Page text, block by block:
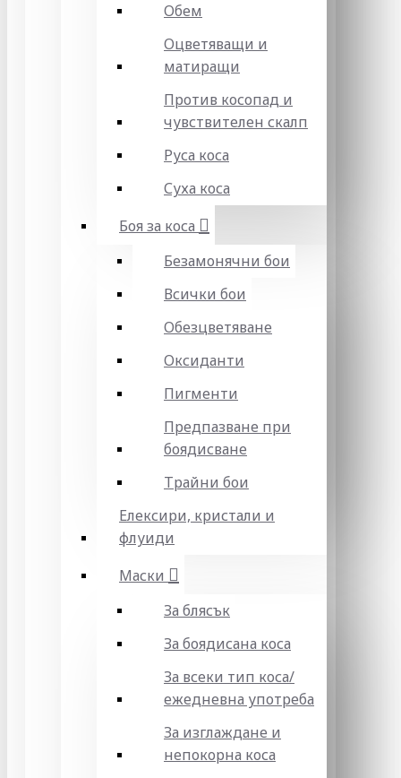
Обем
Оцветяващи и
матиращи
Против косопад и
чувствителен скалп
Руса коса
Суха коса
Боя за коса
Безамонячни бои
Всички бои
Обезцветяване
Оксиданти
Пигменти
Предпазване при
боядисване
Трайни бои
Елексири, кристали и
флуиди
Маски
За блясък
За боядисана коса
За всеки тип коса/
ежедневна употреба
За изглаждане и
непокорна коса